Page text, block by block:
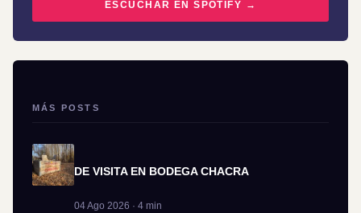
ESCUCHAR EN SPOTIFY →
MÁS POSTS
DE VISITA EN BODEGA CHACRA
04 Ago 2026 · 4 min